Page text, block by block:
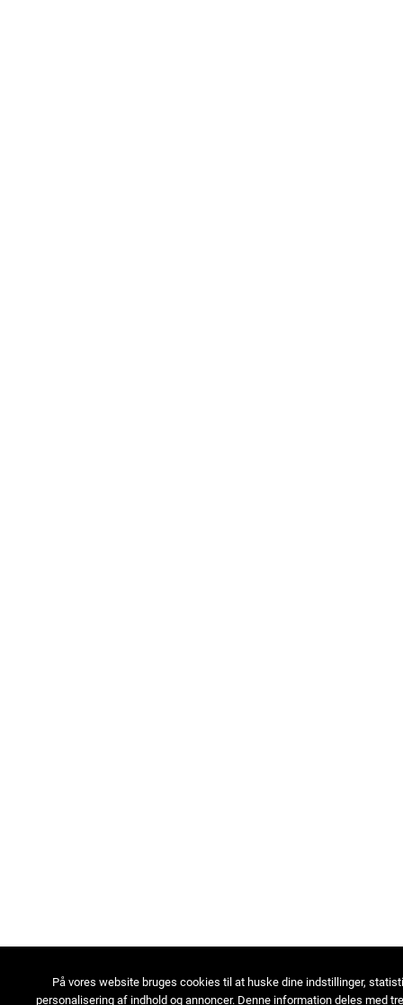
På vores website bruges cookies til at huske dine indstillinger,
personalisering af indhold og annoncer. Denne information deles med